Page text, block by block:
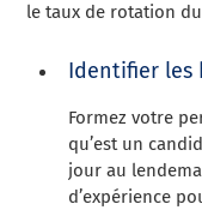
le taux de rotation
Identifier les
Formez votre
qu’est un
jour au
d’expérience